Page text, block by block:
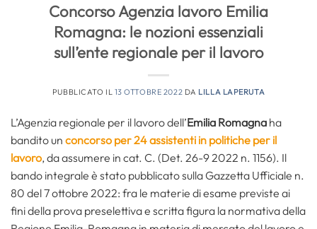
Concorso Agenzia lavoro Emilia
Romagna: le nozioni essenziali
sull’ente regionale per il lavoro
PUBBLICATO IL 13 OTTOBRE 2022 DA LILLA LAPERUTA
L’Agenzia regionale per il lavoro dell’Emilia Romagna ha
bandito un concorso per 24 assistenti in politiche per il
lavoro, da assumere in cat. C. (Det. 26-9 2022 n. 1156). Il
bando integrale è stato pubblicato sulla Gazzetta Ufficiale n.
80 del 7 ottobre 2022: fra le materie di esame previste ai
fini della prova preselettiva e scritta figura la normativa della